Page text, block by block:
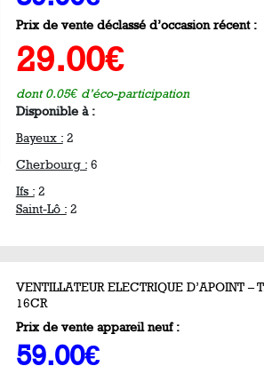
Prix de vente déclassé d’occasion récent :
29.00€
dont 0.05€ d’éco-participation
Disponible à :
Bayeux :2
Cherbourg :6
Ifs :2
Saint-Lô :2
VENTILLATEUR ELECTRIQUE D’APOINT –
16CR
Prix de vente appareil neuf :
59.00€